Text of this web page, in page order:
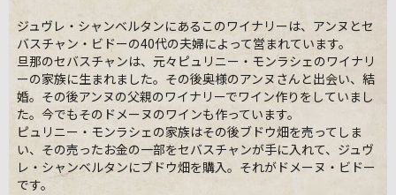
ジュヴレ・シャンベルタンにあるこのワイナリーは、アンヌとセ
バスチャン・ビドーの40代の夫婦によって営まれています。
旦那のセバスチャンは、元々ピュリニー・モンラシェのワイナリ
ーの家族に生まれました。その後奥様のアンヌさんと出会い、結
婚。その後アンヌの父親のワイナリーでワイン作りをしていまし
た。今でもそのドメーヌのワインも作っています。
ピュリニー・モンラシェの家族はその後ブドウ畑を売ってしま
い、その売ったお金の一部をセバスチャンが手に入れて、ジュヴ
レ・シャンベルタンにブドウ畑を購入。それがドメーヌ・ビドー
です。